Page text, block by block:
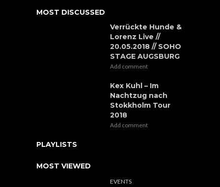
MOST DISCUSSED
Verrückte Hunde &
Lorenz Live //
20.05.2018 // SOHO
STAGE AUGSBURG
Add comment
Kex Kuhl – Im
Nachtzug nach
Stokkholm Tour
2018
Add comment
PLAYLISTS
MOST VIEWED
EVENTS